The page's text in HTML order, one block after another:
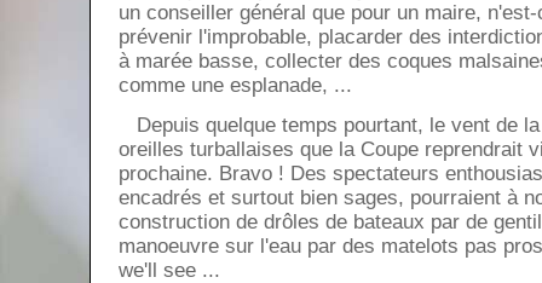
un conseiller général que pour un maire,
prévenir l'improbable, placarder des
à marée basse, collecter des coques
comme une esplanade, ...
Depuis quelque temps pourtant, le vent de
oreilles turballaises que la Coupe reprendrait
prochaine. Bravo ! Des spectateurs
encadrés et surtout bien sages, pourraient à
construction de drôles de bateaux par de
manoeuvre sur l'eau par des matelots pas
we'll see ...